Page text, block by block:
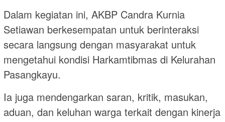
Dalam kegiatan ini, AKBP Candra Kurnia
Setiawan berkesempatan untuk berinteraksi
secara langsung dengan masyarakat untuk
mengetahui kondisi Harkamtibmas di Kelurahan
Pasangkayu.
Ia juga mendengarkan saran, kritik, masukan,
aduan, dan keluhan warga terkait dengan kinerja